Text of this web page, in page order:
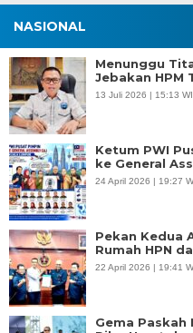
NASIONAL
Menunggu
Jebakan HPM
13 Juli 2026 | 15:13
Ketum PWI
ke General
24 April 2026 | 19:27
Pekan Kedua
Rumah HPN
22 April 2026 | 19:41
Gema Paskah